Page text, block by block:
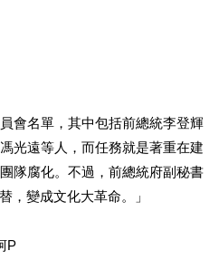
會名單，其中包括前總統李登輝
光遠等人，而任務就是著重在建
隊腐化。不過，前總統府副秘書
，變成文化大革命。」
P